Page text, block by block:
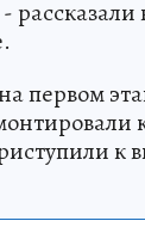
рассказали
первом
к